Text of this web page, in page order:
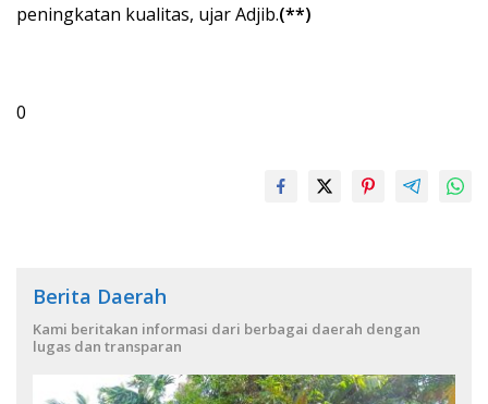
peningkatan kualitas, ujar Adjib.(**)
0
Berita Daerah
Kami beritakan informasi dari berbagai daerah dengan
lugas dan transparan